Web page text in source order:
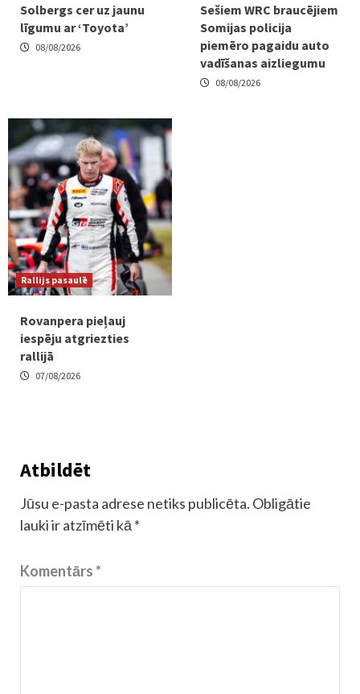
Solbergs cer uz jaunu
līgumu ar ‘Toyota’
08/08/2026
Sešiem WRC braucējiem
Somijas policija
piemēro pagaidu auto
vadīšanas aizliegumu
08/08/2026
Rallijs pasaulē
Rovanpera pieļauj
iespēju atgriezties
rallijā
07/08/2026
Atbildēt
Jūsu e-pasta adrese netiks publicēta. Obligātie
lauki ir atzīmēti kā *
Komentārs*